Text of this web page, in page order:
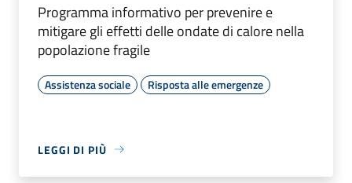
Programma informativo per prevenire e
mitigare gli effetti delle ondate di calore nella
popolazione fragile
Assistenza sociale Risposta alle emergenze
LEGGI DI PIÙ